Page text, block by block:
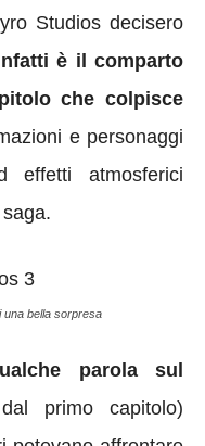
Studios decisero
è il comparto
che colpisce
e personaggi
effetti atmosferici
una bella sorpresa
parola sul
primo capitolo)